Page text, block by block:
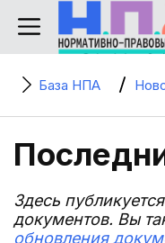
База НПА
Здесь
документов. Вы
обновления